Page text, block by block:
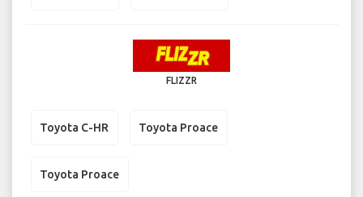
FLIZZR
Toyota C-HR Toyota Proace
Toyota Proace